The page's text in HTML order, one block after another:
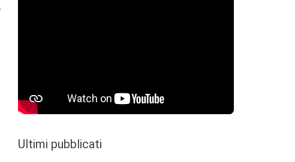
Ultimi pubblicati